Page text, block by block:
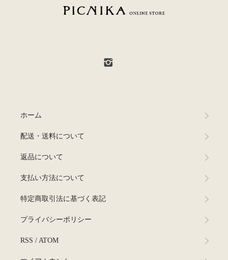
ホーム
配送・送料について
返品について
支払い方法について
特定商取引法に基づく表記
プライバシーポリシー
RSS / ATOM